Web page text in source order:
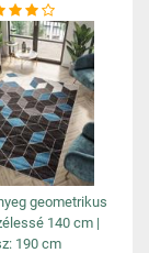
geometrikus
140 cm |
190 cm